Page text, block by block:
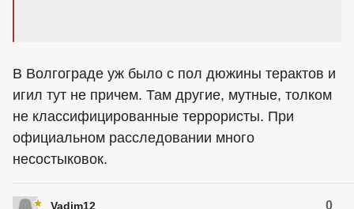
В Волгограде уж было с пол дюжины терактов и
игил тут не причем. Там другие, мутные, толком
не классифицированные террористы. При
официальном расследовании много
несостыковок.
Vadim12 0